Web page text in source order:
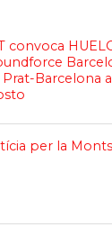
convoca
Prat-Barcelona
per la